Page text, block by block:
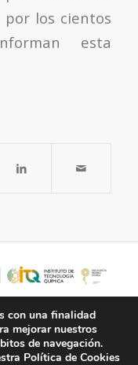
los cientos
esta
con una finalidad
mejorar nuestros
de navegación.
Política de Cookies